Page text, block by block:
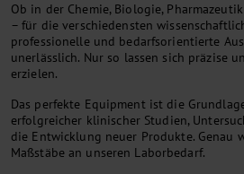
Ob in der Chemie, Biologie,
– für die verschiedensten
professionelle und bedarfsorientierte
unerlässlich. Nur so lassen sich präzise
erzielen.
Das perfekte Equipment ist die
erfolgreicher klinischer Studien,
die Entwicklung neuer Produkte. Genau
Maßstäbe an unseren Laborbedarf.